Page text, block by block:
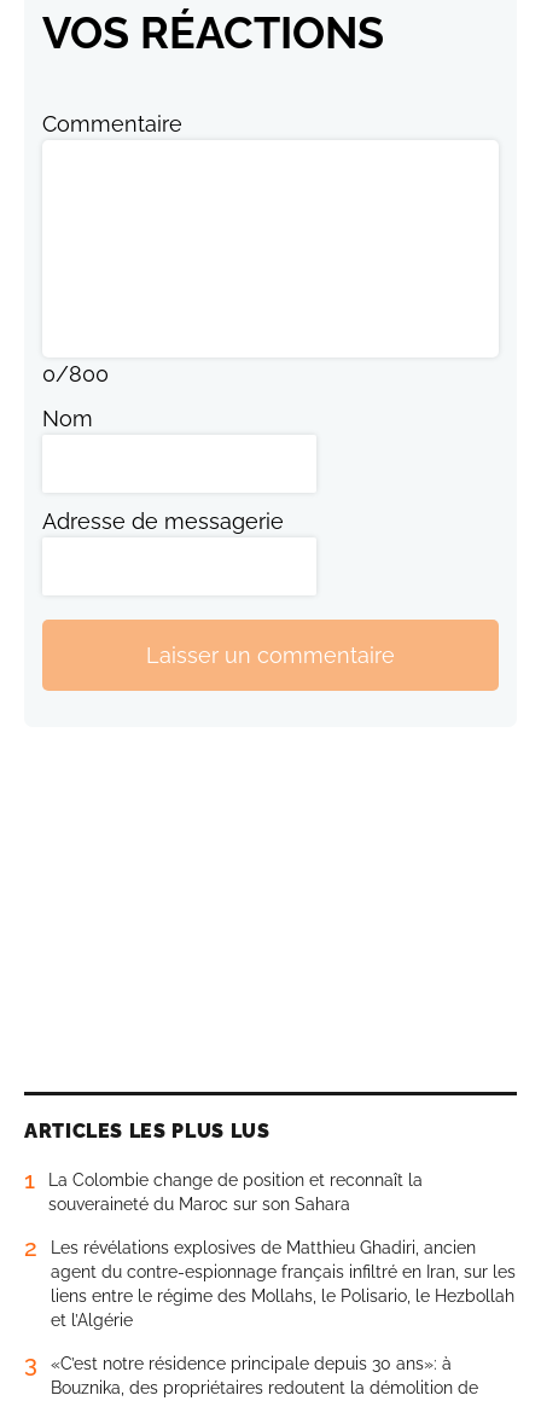
VOS RÉACTIONS
Commentaire
0/800
Nom
Adresse de messagerie
Laisser un commentaire
ARTICLES LES PLUS LUS
1
La Colombie change de position et reconnaît la
souveraineté du Maroc sur son Sahara
2
Les révélations explosives de Matthieu Ghadiri, ancien
agent du contre-espionnage français infiltré en Iran, sur les
liens entre le régime des Mollahs, le Polisario, le Hezbollah
et l’Algérie
3
«C’est notre résidence principale depuis 30 ans»: à
Bouznika, des propriétaires redoutent la démolition de